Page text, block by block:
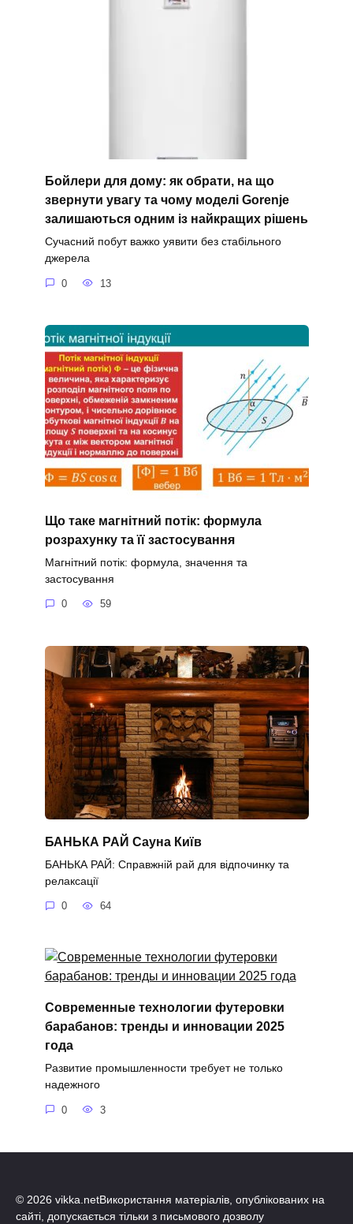
Бойлери для дому: як обрати, на що
звернути увагу та чому моделі Gorenje
залишаються одним із найкращих рішень
Сучасний побут важко уявити без стабільного
джерела
0 13
Що таке магнітний потік: формула
розрахунку та її застосування
Магнітний потік: формула, значення та
застосування
0 59
БАНЬКА РАЙ Сауна Київ
БАНЬКА РАЙ: Справжній рай для відпочинку та
релаксації
0 64
Современные технологии футеровки
барабанов: тренды и инновации 2025
года
Развитие промышленности требует не только
надежного
0 3
© 2026 vikka.netВикористання матеріалів, опублікованих на
сайті, допускається тільки з письмового дозволу